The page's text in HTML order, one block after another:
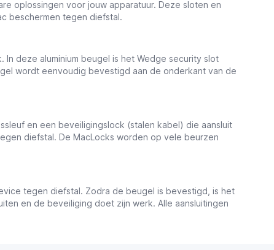
oplossingen voor jouw apparatuur. Deze sloten en
beschermen tegen diefstal.
deze aluminium beugel is het Wedge security slot
wordt eenvoudig bevestigd aan de onderkant van de
en een beveiligingslock (stalen kabel) die aansluit
diefstal. De MacLocks worden op vele beurzen
tegen diefstal. Zodra de beugel is bevestigd, is het
en de beveiliging doet zijn werk. Alle aansluitingen